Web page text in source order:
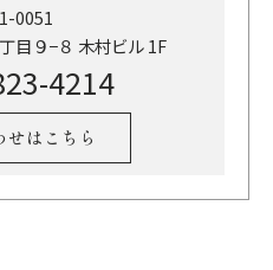
0051
目９−８ 木村ビル 1F
4214
せはこちら